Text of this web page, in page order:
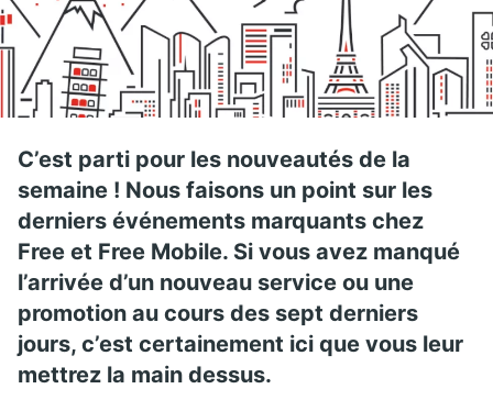
C’est parti pour les nouveautés de la
semaine ! Nous faisons un point sur les
derniers événements marquants chez
Free et Free Mobile. Si vous avez manqué
l’arrivée d’un nouveau service ou une
promotion au cours des sept derniers
jours, c’est certainement ici que vous leur
mettrez la main dessus.